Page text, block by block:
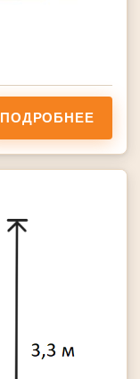
ПОДРОБНЕЕ